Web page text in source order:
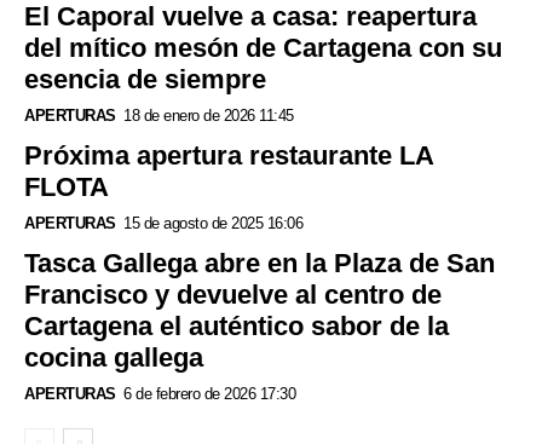
El Caporal vuelve a casa: reapertura
del mítico mesón de Cartagena con su
esencia de siempre
APERTURAS 18 de enero de 2026 11:45
Próxima apertura restaurante LA
FLOTA
APERTURAS 15 de agosto de 2025 16:06
Tasca Gallega abre en la Plaza de San
Francisco y devuelve al centro de
Cartagena el auténtico sabor de la
cocina gallega
APERTURAS 6 de febrero de 2026 17:30